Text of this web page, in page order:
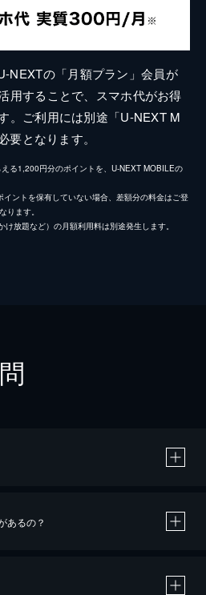
NEXTの「月額プラン」会員が
用することで、スマホ代がお得
。ご利用には別途「U-NEXT M
となります。
る1,200円分のポイントを、U-NEXT MOBILEの
ントを保有していない場合、差額分の料金はご登
ります。
放題など）の月額利用料は別途発生します。
あるの？